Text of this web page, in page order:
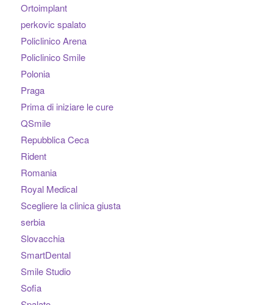
Ortoimplant
perkovic spalato
Policlinico Arena
Policlinico Smile
Polonia
Praga
Prima di iniziare le cure
QSmile
Repubblica Ceca
Rident
Romania
Royal Medical
Scegliere la clinica giusta
serbia
Slovacchia
SmartDental
Smile Studio
Sofia